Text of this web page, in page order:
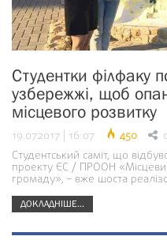
Студентки філфаку
узбережжі, щоб
місцевого розвитку
19.07.2017 | 16:07 450
Студентський саміт, що
проекту ЄС / ПРООН
громаду», – вже шоста
ДОКЛАДНІШЕ...